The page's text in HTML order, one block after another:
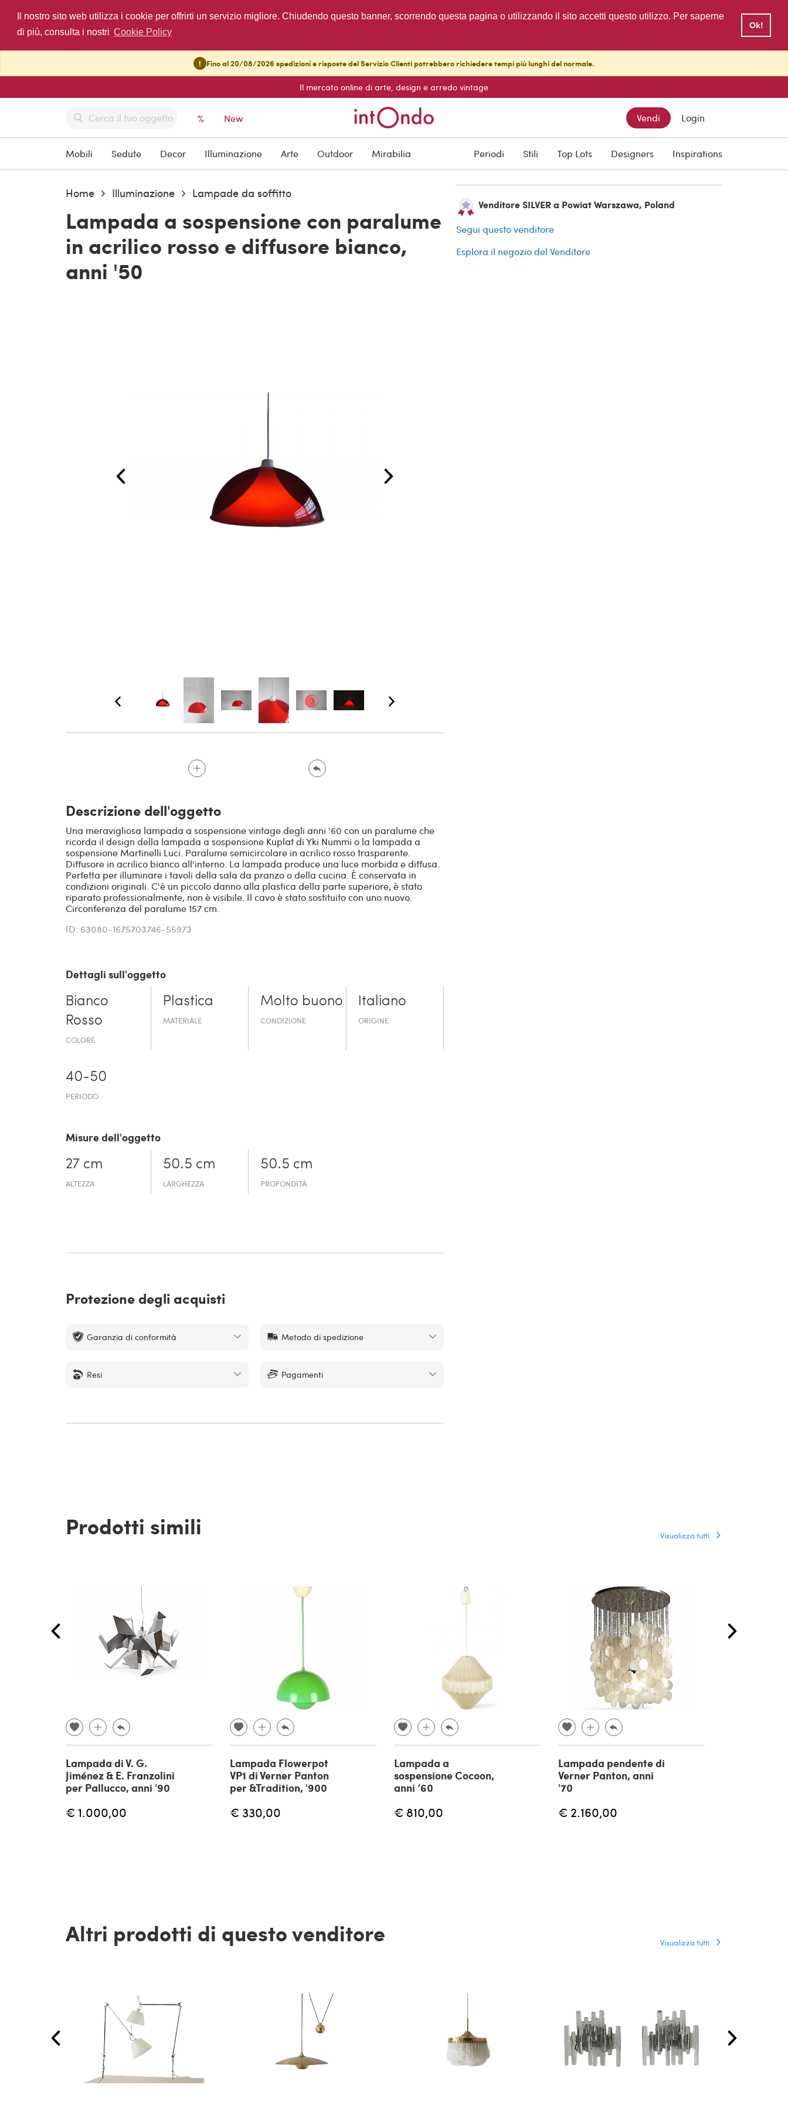
Il nostro sito web utilizza i cookie per offrirti un servizio migliore. Chiudendo questo banner, scorrendo questa pagina o utilizzando il sito accetti questo utilizzo. Per saperne
di più, consulta i nostri Cookie Policy
Ok!
! Fino al 20/08/2026 spedizioni e risposte del Servizio Clienti potrebbero richiedere tempi più lunghi del normale.
Il mercato online di arte, design e arredo vintage
% New Vendi Login
Mobili Sedute Decor Illuminazione Arte Outdoor Mirabilia Periodi Stili Top Lots Designers Inspirations
Home Illuminazione Lampade da soffitto
Lampada a sospensione con paralume
in acrilico rosso e diffusore bianco,
anni '50
Venditore SILVER a Powiat Warszawa, Poland
Segui questo venditore
Esplora il negozio del Venditore
Descrizione dell'oggetto
Una meravigliosa lampada a sospensione vintage degli anni '60 con un paralume che
ricorda il design della lampada a sospensione Kuplat di Yki Nummi o la lampada a
sospensione Martinelli Luci. Paralume semicircolare in acrilico rosso trasparente.
Diffusore in acrilico bianco all'interno. La lampada produce una luce morbida e diffusa.
Perfetta per illuminare i tavoli della sala da pranzo o della cucina. È conservata in
condizioni originali. C'è un piccolo danno alla plastica della parte superiore, è stato
riparato professionalmente, non è visibile. Il cavo è stato sostituito con uno nuovo.
Circonferenza del paralume 157 cm.
ID: 63080-1675703746-55973
Dettagli sull'oggetto
Bianco
Rosso
COLORE
Plastica
MATERIALE
Molto buono
CONDIZIONE
Italiano
ORIGINE
40-50
PERIODO
Misure dell'oggetto
27 cm
ALTEZZA
50.5 cm
LARGHEZZA
50.5 cm
PROFONDITÀ
Protezione degli acquisti
Garanzia di conformità Metodo di spedizione
Resi Pagamenti
Prodotti simili Visualizza tutti
Lampada di V. G.
Jiménez & E. Franzolini
per Pallucco, anni '90
€ 1.000,00
Lampada Flowerpot
VP1 di Verner Panton
per &Tradition, '900
€ 330,00
Lampada a
sospensione Cocoon,
anni ’60
€ 810,00
Lampada pendente di
Verner Panton, anni
'70
€ 2.160,00
Altri prodotti di questo venditore Visualizza tutti